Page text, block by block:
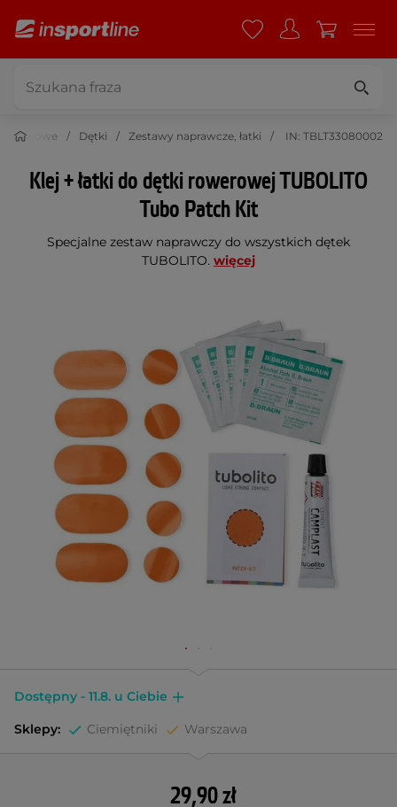
rowerowe Dętki Zestawy naprawcze, łatki IN: TBLT33080002
Klej + łatki do dętki rowerowej TUBOLITO
Tubo Patch Kit
Specjalne zestaw naprawczy do wszystkich dętek
TUBOLITO. więcej
Dostępny - 11.8. u Ciebie
Sklepy: Ciemiętniki Warszawa
29,90 zł